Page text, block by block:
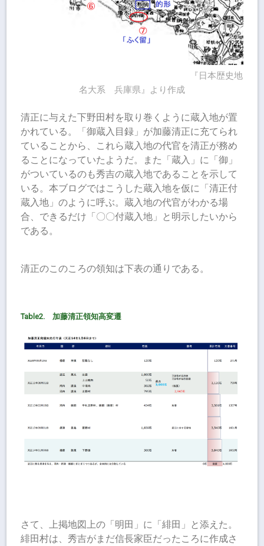
『日本歴史地
名大系 兵庫県』より作成
清正に与えた下野田村を取り巻くように蔵入地が置
かれている。「御蔵入目録」が加藤清正に充てられ
ていることから、これら蔵入地の代官を清正が務め
ることになっていたようだ。また「蔵入」に「御」
がついているのも秀吉の蔵入地であることを示して
いる。本ブログではこうした蔵入地を仮に「清正付
蔵入地」のように呼ぶ。蔵入地の代官がわかる場
合、できるだけ「〇〇付蔵入地」と明示したいから
である。
清正のこのころの領知は下表の通りである。
Table2. 加藤清正領知高変遷
さて、上掲地図上の「明田」に「緋田」と添えた。
緋田村は、秀吉がまだ信長家臣だったころに作成さ